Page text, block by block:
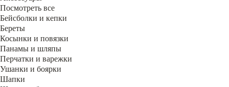
Посмотреть все
Бейсболки и кепки
Береты
Косынки и повязки
Панамы и шляпы
Перчатки и варежки
Ушанки и боярки
Шапки